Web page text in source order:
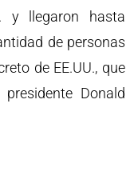
y llegaron hasta
de personas
de EE.UU., que
Donald